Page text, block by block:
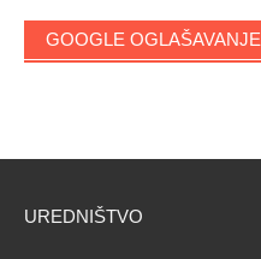
GOOGLE OGLAŠAVANJE
UREDNIŠTVO